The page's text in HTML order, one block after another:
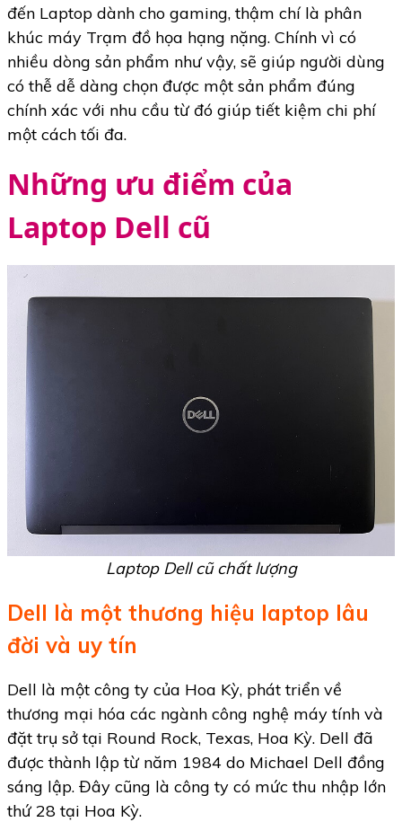
đến Laptop dành cho gaming, thậm chí là phân
khúc máy Trạm đồ họa hạng nặng. Chính vì có
nhiều dòng sản phẩm như vậy, sẽ giúp người dùng
có thễ dễ dàng chọn được một sản phẩm đúng
chính xác với nhu cầu từ đó giúp tiết kiệm chi phí
một cách tối đa.
Những ưu điểm của
Laptop Dell cũ
Laptop Dell cũ chất lượng
Dell là một thương hiệu laptop lâu
đời và uy tín
Dell là một công ty của Hoa Kỳ, phát triển về
thương mại hóa các ngành công nghệ máy tính và
đặt trụ sở tại Round Rock, Texas, Hoa Kỳ. Dell đã
được thành lập từ năm 1984 do Michael Dell đồng
sáng lập. Đây cũng là công ty có mức thu nhập lớn
thứ 28 tại Hoa Kỳ.